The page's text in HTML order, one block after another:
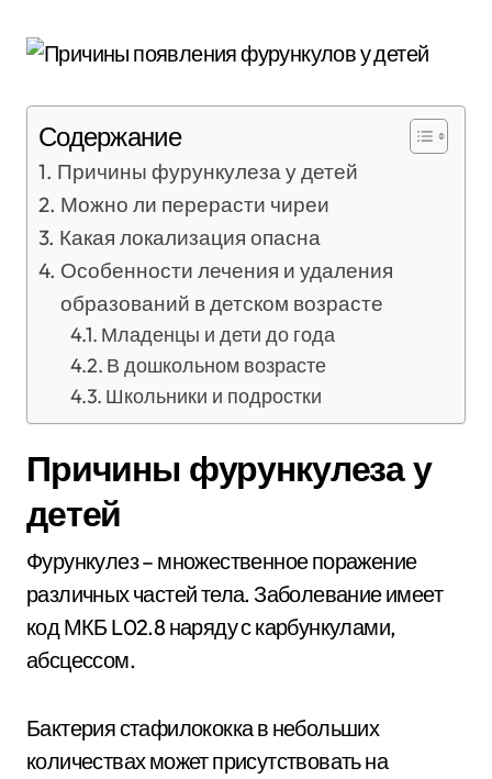
Содержание
Причины фурункулеза у детей
Можно ли перерасти чиреи
Какая локализация опасна
Особенности лечения и удаления
образований в детском возрасте
Младенцы и дети до года
В дошкольном возрасте
Школьники и подростки
Причины фурункулеза у
детей
Фурункулез – множественное поражение
различных частей тела. Заболевание имеет
код МКБ L02.8 наряду с карбункулами,
абсцессом.
Бактерия стафилококка в небольших
количествах может присутствовать на